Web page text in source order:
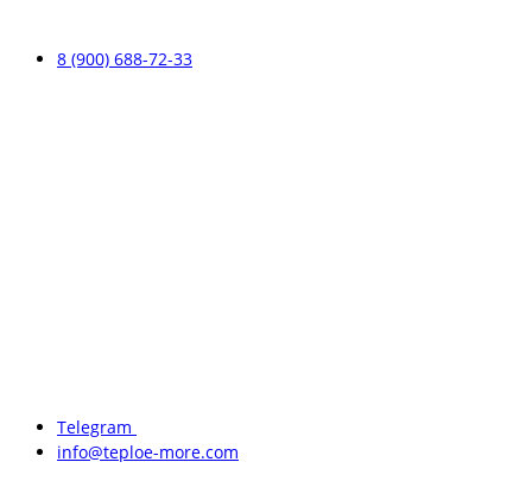
8 (900) 688-72-33
Telegram
info@teploe-more.com